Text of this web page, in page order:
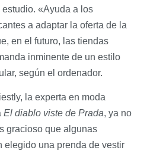
«Ayuda a los
a adaptar la oferta de la
en el futuro, las tiendas
inminente de un estilo
según el ordenador.
la experta en moda
El diablo viste de Prada, ya no
gracioso que algunas
elegido una prenda de vestir